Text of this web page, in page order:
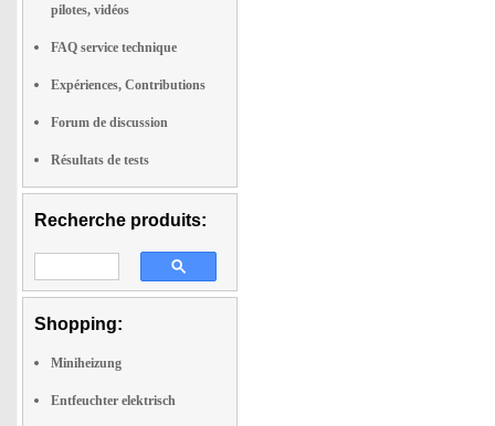
pilotes, vidéos
FAQ service technique
Expériences, Contributions
Forum de discussion
Résultats de tests
Recherche produits:
Shopping:
Miniheizung
Entfeuchter elektrisch